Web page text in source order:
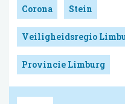
Corona Stein
Veiligheidsregio
Provincie Limburg